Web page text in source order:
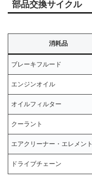
部品交換サイクル
消耗品
ブレーキフルード
エンジンオイル
オイルフィルター
クーラント
エアクリーナー・エレメント
ドライブチェーン